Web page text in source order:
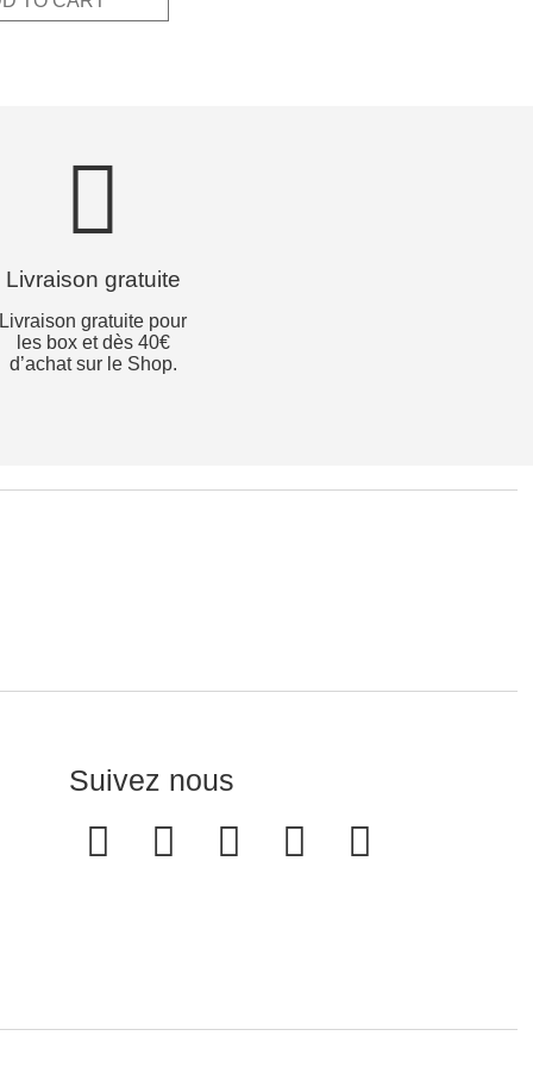
Livraison gratuite
Livraison gratuite pour
les box et dès 40€
d’achat sur le Shop.
Suivez nous